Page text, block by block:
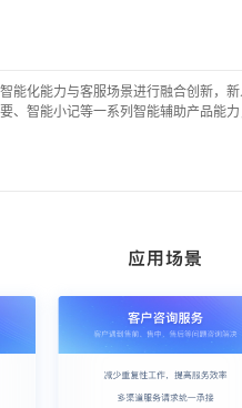
能化能力与客服场景进行融合创新，
、智能小记等一系列智能辅助产品能